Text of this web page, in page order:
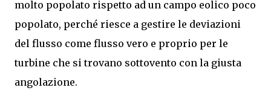
molto popolato rispetto ad un campo eolico poco
popolato, perché riesce a gestire le deviazioni
del flusso come flusso vero e proprio per le
turbine che si trovano sottovento con la giusta
angolazione.